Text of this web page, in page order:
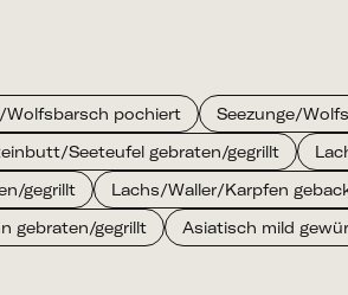
Wolfsbarsch pochiert Seezunge/
Seeteufel gebraten/gegrillt
gegrillt Lachs/Waller/Karpfen
gebraten/gegrillt Asiatisch mild